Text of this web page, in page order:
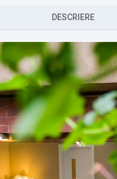
DESCRIERE